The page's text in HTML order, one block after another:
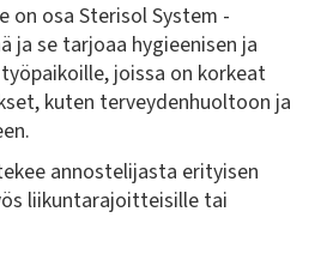
on osa Sterisol System -
ja se tarjoaa hygieenisen ja
joissa on korkeat
kuten terveydenhuoltoon ja
annostelijasta erityisen
liikuntarajoitteisille tai